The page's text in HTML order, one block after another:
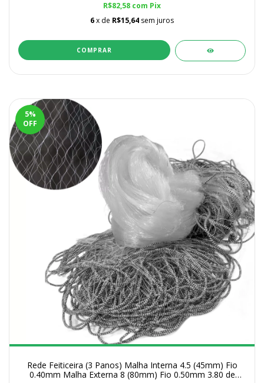
R$82,58 com Pix
6x de R$15,64 sem juros
COMPRAR
5%
OFF
Rede Feiticeira (3 Panos) Malha Interna 4.5 (45mm) Fio
0.40mm Malha Externa 8 (80mm) Fio 0.50mm 3.80 de